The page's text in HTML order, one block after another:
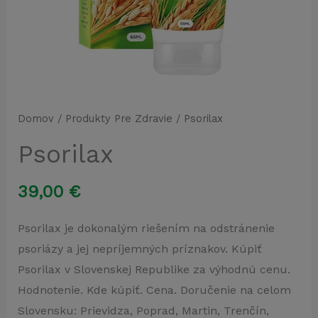
Domov / Produkty Pre Zdravie / Psorilax
Psorilax
39,00 €
Psorilax je dokonalým riešením na odstránenie
psoriázy a jej nepríjemných príznakov. Kúpiť
Psorilax v Slovenskej Republike za výhodnú cenu.
Hodnotenie. Kde kúpiť. Cena. Doručenie na celom
Slovensku: Prievidza, Poprad, Martin, Trenčín,